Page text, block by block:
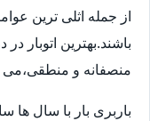
از جمله اثلی ترین
باشند.بهترین اتوبار
منصفانه و منطقی،می
باربری بار با سال ها